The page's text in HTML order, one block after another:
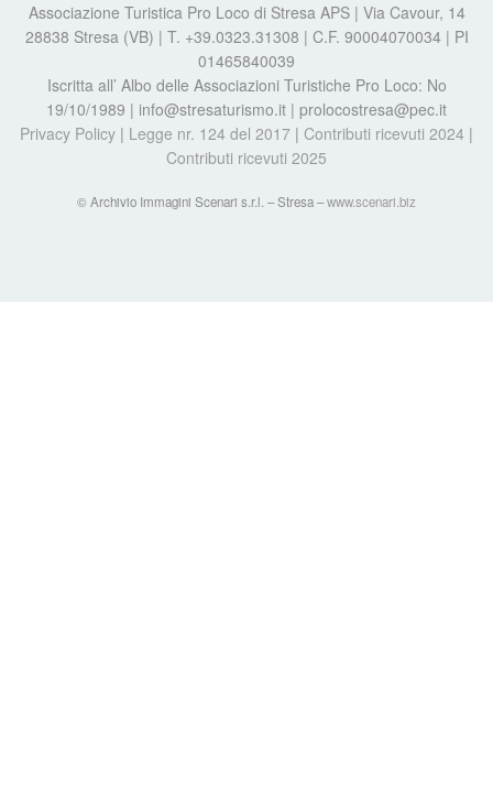
Associazione Turistica Pro Loco di Stresa APS | Via Cavour, 14
28838 Stresa (VB) | T. +39.0323.31308 | C.F. 90004070034 | PI
01465840039
Iscritta all’ Albo delle Associazioni Turistiche Pro Loco: No
19/10/1989 | info@stresaturismo.it | prolocostresa@pec.it
Privacy Policy | Legge nr. 124 del 2017 | Contributi ricevuti 2024 |
Contributi ricevuti 2025
© Archivio Immagini Scenari s.r.l. – Stresa –www.scenari.biz